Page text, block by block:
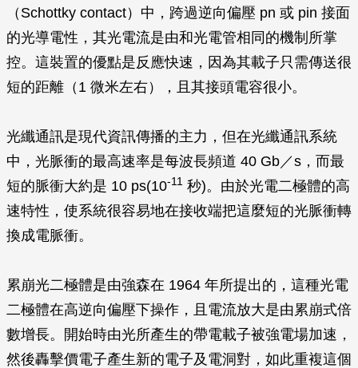
（Schottky contact）中，跨過逆向偏壓 pn 或 pin 接面
的光導電性，其光電流是由和光電管相同的機制所掌
控。這裝置的優點是反應快速，因為其載子只需傳送很
短的距離（1 微米左右），且其接頭電容很小。
光纖通訊是現代資訊傳播的主力，但在光纖通訊系統
中，光脈衝的最高速率是每波長頻道 40 Gb／s，而最
短的脈衝大約是 10 ps(10-11 秒)。由於光電二極體的高
速特性，使系統很容易地在接收端把這麼短的光脈衝轉
換成電脈衝。
累崩光二極體是由強森在 1964 年所提出的，這種光電
二極體在高逆向偏壓下操作，且電流放大是由累崩式倍
數增長。開始時由光所產生的帶電載子被強電場加速，
然後轟擊價電子產生新的電子及電洞對，如此重複這個